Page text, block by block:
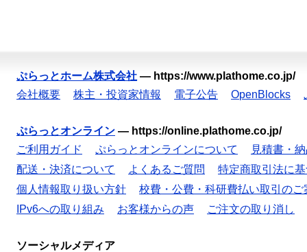
ぷらっとホーム株式会社 — https://www.plathome.co.jp/
会社概要
株主・投資家情報 電子公告 OpenBlocks
ぷらっとオンライン — https://online.plathome.co.jp/
ご利用ガイド
ぷらっとオンラインについて
見積書・
配送・決済について
よくあるご質問
特定商取引法に
個人情報取り扱い方針
校費・公費・科研費払い取引のご
IPv6への取り組み
お客様からの声 ご注文の取り消し
ソーシャルメディア